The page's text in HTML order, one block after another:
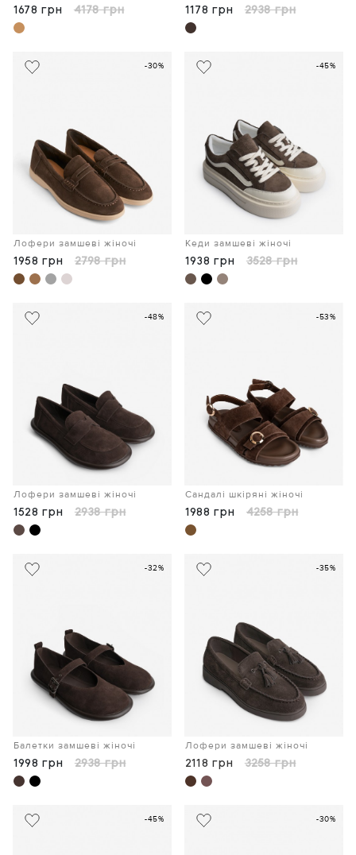
1678 грн 4178 грн 1178 грн 2938 грн
-30%
Лофери замшеві жіночі
1958 грн 2798 грн
-45%
Кеди замшеві жіночі
1938 грн 3528 грн
-48%
Лофери замшеві жіночі
1528 грн 2938 грн
-53%
Сандалі шкіряні жіночі
1988 грн 4258 грн
-32%
Балетки замшеві жіночі
1998 грн 2938 грн
-35%
Лофери замшеві жіночі
2118 грн 3258 грн
-45% -30%